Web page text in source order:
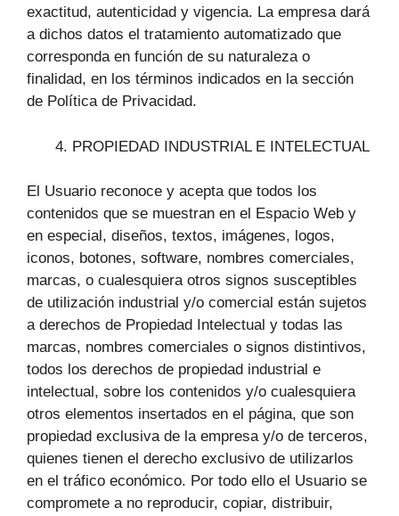
exactitud, autenticidad y vigencia. La empresa dará
a dichos datos el tratamiento automatizado que
corresponda en función de su naturaleza o
finalidad, en los términos indicados en la sección
de Política de Privacidad.
PROPIEDAD INDUSTRIAL E INTELECTUAL
El Usuario reconoce y acepta que todos los
contenidos que se muestran en el Espacio Web y
en especial, diseños, textos, imágenes, logos,
iconos, botones, software, nombres comerciales,
marcas, o cualesquiera otros signos susceptibles
de utilización industrial y/o comercial están sujetos
a derechos de Propiedad Intelectual y todas las
marcas, nombres comerciales o signos distintivos,
todos los derechos de propiedad industrial e
intelectual, sobre los contenidos y/o cualesquiera
otros elementos insertados en el página, que son
propiedad exclusiva de la empresa y/o de terceros,
quienes tienen el derecho exclusivo de utilizarlos
en el tráfico económico. Por todo ello el Usuario se
compromete a no reproducir, copiar, distribuir,